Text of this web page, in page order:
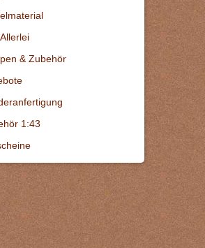
& Zubehör
1:43